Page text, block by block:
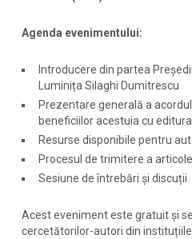
Agenda evenimentului:
Introducere din partea
Luminița Silaghi Dumitrescu
Prezentare generală a
beneficiilor acestuia cu
Resurse disponibile pentru
Procesul de trimitere a
Sesiune de întrebări și discuții
Acest eveniment este gratuit și
cercetătorilor-autori din